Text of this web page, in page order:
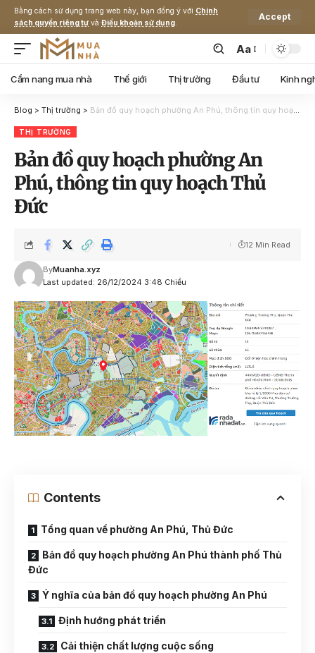
Bằng cách sử dụng trang web này, bạn đồng ý với Chính
sách quyền riêng tư và Điều khoản sử dụng.
Accept
Aa
Cẩm nang mua nhà Thế giới Thị trường Đầu tư Kinh
Blog > Thị trường > Bản đồ quy hoạch phường An Phú, thông tin quy hoạch Thủ Đức
THỊ TRƯỜNG
Bản đồ quy hoạch phường An
Phú, thông tin quy hoạch Thủ
Đức
Last updated: 26/12/2024 3:48 Chiều
ByMuanha.xyz
12 Min Read
Contents
Tổng quan về phường An Phú, Thủ Đức
Bản đồ quy hoạch phường An Phú thành phố Thủ
Đức
Ý nghĩa của bản đồ quy hoạch phường An Phú
Định hướng phát triển
Cải thiện chất lượng cuộc sống